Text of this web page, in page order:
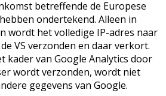
betreffende de Europese
ondertekend. Alleen in
wordt het volledige IP-adres naar
VS verzonden en daar verkort.
kader van Google Analytics door
wordt verzonden, wordt niet
gegevens van Google.